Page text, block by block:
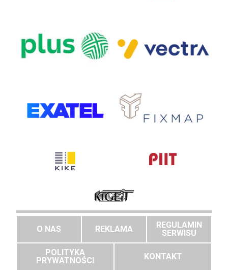
O NAS REKLAMA
REGULAMIN
SERWISU
POLITYKA
PRYWATNOŚCI
KONTAKT